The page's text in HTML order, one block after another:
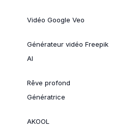
Vidéo Google Veo
Générateur vidéo Freepik
AI
Rêve profond
Génératrice
AKOOL